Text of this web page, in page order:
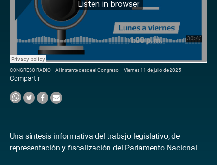
CONGRESO RADIO · Al Instante desde el Congreso – Viernes 11 de julio de 2025
Compartir
Una síntesis informativa del trabajo legislativo, de
representación y fiscalización del Parlamento Nacional.